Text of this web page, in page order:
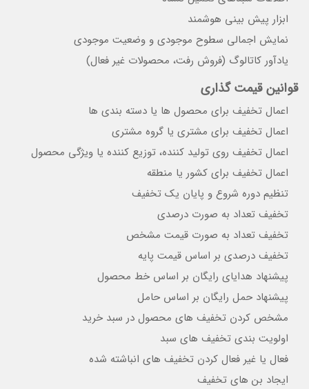
ابزار پیش بینی هوشمند
نمایش اجمالی سطوح موجودی و وضعیت موجودی
یادآور کاتالوگ (فروش رفت، محصولات غیر فعال)
قوانین قیمت گذاری
اعمال تخفیف برای محصول ها یا دسته بندی ها
اعمال تخفیف برای مشتری یا گروه مشتری
اعمال تخفیف روی تولید کننده، توزیع کننده یا ویژگی محصول
اعمال تخفیف برای کشور یا منطقه
تنظیم دوره شروع و پایان یک تخفیف
تخفیف تعداد به صورت درصدی
تخفیف تعداد به صورت قیمت مشخص
تخفیف درصدی بر اساس قیمت پایه
پیشنهاد هدایای رایگان بر اساس خط محصول
پیشنهاد حمل رایگان بر اساس حامل
مشخص کردن تخفیف های محصول در سبد خرید
اولویت بندی تخفیف های سبد
فعال یا غیر فعال کردن تخفیف های انباشته شده
ایجاد بن های تخفیف